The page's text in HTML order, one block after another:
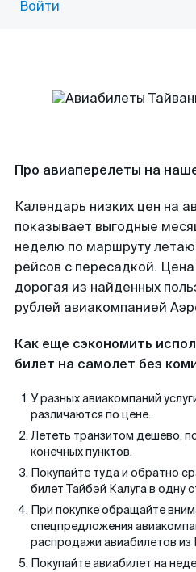
Войти
Про авиаперелеты на
Календарь низких цен на
показывает выгодные
неделю по маршруту
рейсов с пересадкой.
дорогая из найденных
рублей авиакомпанией
Как еще сэкономить
билет на самолет без
У разных авиакомпаний
различаются по цене.
Лететь транзитом дешево,
конечных пунктов.
Покупайте туда и обратно
билет Тайбэй Калуга в одну
При покупке обращайте
спецпредложения
распродажи авиабилетов из
Покупайте авиабилет на